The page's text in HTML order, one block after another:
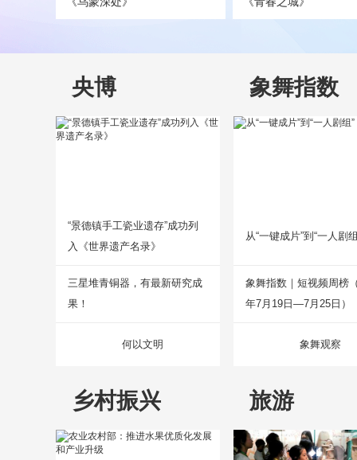
央博
“景德镇手工瓷业遗存”成功列
入《世界遗产名录》
三星堆青铜器，有最新研究成
果！
何以文明
象舞指数
从“一键成片”到“一人剧
象舞指数｜短视频周榜
年7月19日—7月25日）
象舞观察
乡村振兴 旅游